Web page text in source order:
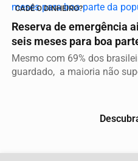
CADÊ O DINHEIRO?
Reserva de emergência
seis meses para boa
Mesmo com 69% dos
guardado, a maioria não